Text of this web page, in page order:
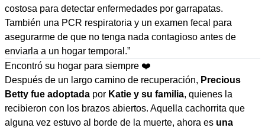
costosa para detectar enfermedades por garrapatas.
También una PCR respiratoria y un examen fecal para
asegurarme de que no tenga nada contagioso antes de
enviarla a un hogar temporal.”
Encontró su hogar para siempre ❤️
Después de un largo camino de recuperación, Precious
Betty fue adoptada por Katie y su familia, quienes la
recibieron con los brazos abiertos. Aquella cachorrita que
alguna vez estuvo al borde de la muerte, ahora es una